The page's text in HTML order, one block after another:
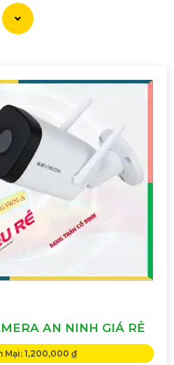
AN NINH GIÁ RẺ
Mại: 1,200,000 ₫